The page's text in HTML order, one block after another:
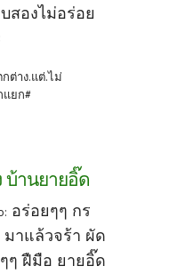
สองไม่อร่อย
ต่าง.แต่.ไม่
แยก#
บ้านยายอิ๊ด
อร่อยๆๆ กร
มาแล้วจร้า ผัด
ๆ ฝืมือ ยายอิ๊ด